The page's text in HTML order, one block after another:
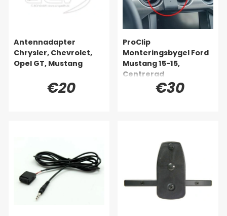
Antennadapter
Chrysler, Chevrolet,
Opel GT, Mustang
€20
ProClip
Monteringsbygel Ford
Mustang 15-15,
Centrerad
€30